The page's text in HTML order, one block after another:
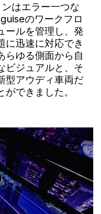
はエラー一つな
のワークフロ
ールを管理し、発
に迅速に対応でき
らゆる側面から自
ビジュアルと、そ
型アウディ車両だ
できました。